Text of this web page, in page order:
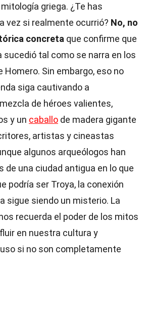
griega. ¿Te has
vez si realmente ocurrió? No, no
concreta que confirme que
sucedió tal como se narra en los
Homero. Sin embargo, eso no
siga cautivando a
de héroes valientes,
y un caballo de madera gigante
artistas y cineastas
algunos arqueólogos han
de una ciudad antigua en lo que
podría ser Troya, la conexión
sigue siendo un misterio. La
recuerda el poder de los mitos
en nuestra cultura y
si no son completamente